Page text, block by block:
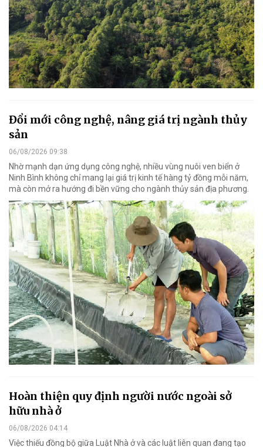
Đổi mới công nghệ, nâng giá trị ngành thủy
sản
06/08/2026 09:38
Nhờ mạnh dạn ứng dụng công nghệ, nhiều vùng nuôi ven biển ở
Ninh Bình không chỉ mang lại giá trị kinh tế hàng tỷ đồng mỗi năm,
mà còn mở ra hướng đi bền vững cho ngành thủy sản địa phương.
Hoàn thiện quy định người nước ngoài sở
hữu nhà ở
06/08/2026 04:14
Việc thiếu đồng bộ giữa Luật Nhà ở và các luật liên quan đang tạo